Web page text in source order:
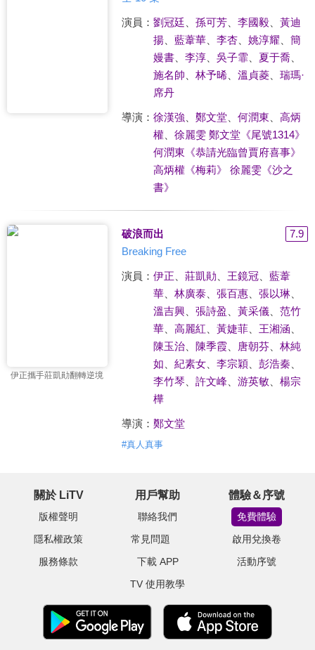
演員： 劉冠廷 孫可芳、 李國毅、 黃迪
揚、 藍葦華、 李杏、 姚淳耀
簡
嫚書、 李淳、 吳子霏、 夏于喬
施名帥
林予晞、 溫貞菱、 瑞瑪·
席丹
導演： 徐漢強 鄭文堂、 何潤東
高炳
權、 徐麗雯 鄭文堂《尾號1314》
何潤東《恭請光臨曾賈府喜事》
高炳權《梅莉》 徐麗雯《沙之
書》
伊正攜手莊凱勛翻轉逆境
破浪而出
7.9
Breaking Free
演員： 伊正 莊凱勛 王鏡冠、 藍葦
華、 林廣泰、 張百惠、 張以琳、
溫吉興、 張詩盈 黃采儀、 范竹
華、 高麗紅 黃婕菲、 王湘涵
陳玉治、 陳季霞、 唐朝芬、 林純
如
紀素女、 李宗穎 彭浩秦
李竹琴
許文峰、 游英敏、 楊宗
樺
導演： 鄭文堂
#真人真事
關於 LiTV
版權聲明
隱私權政策
服務條款
用戶幫助
聯絡我們
常見問題
下載 APP
TV 使用教學
體驗＆序號
免費體驗
啟用兌換卷
活動序號